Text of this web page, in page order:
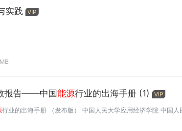
实践 VIP
报告——中国能源行业的出海手册 (1) VIP
行业的出海手册 （发布版） 中国人民大学应用经济学院 中国人